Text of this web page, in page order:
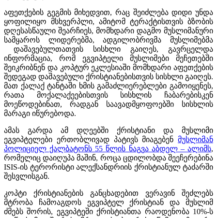
აფეთქების გეგმის მიხედვით, რაც შეიძლება დიდი უნდა
ყოფილიყო მსხვერპლი, ამიტომ ტერაქტისთვის ბზობის
დღესასწაული შეარჩიეს, მომხდარი დაგმო მუსლიმანური
სამყაროს ლიდერებმა, ადგილობრივმა მუსლიმებმა
დაშავებულთათვის სისხლი გაიღეს, გავრცელდა
ინფორმაცია, რომ ეგვიპტელი მუსლიმები მეჩეთებში
შეიკრიბნენ და კოპტურ ეკლესიაში მომხდარი აფეთქების
შედეგად დაშავებული ქრისტიანებისთვის სისხლი გაიღეს.
მათ ქალაქ ტანტაში ხმის გამაძლიერებლები გამოიყენეს,
რათა მოქალაქეებისთვის სისხლის ჩაბარებისკენ
მოეწოდებინათ, რადგან საავადმყოფოებში სისხლის
მარაგი იწურებოდა.
ამას გარდა ამ დღეებში ქრისტიანი და მუსლიმი
ეგვიპტელები ერთობლივად პატივს მიაგებენ მუსლიმან
პოლიციელ ქალბატონს 55 წლის ნაგვა აბდელ – ალიმს,
რომელიც დაიღუპა მაშინ, როცა ცდილობდა შეეჩერებინა
ISIS-ის ტერორისტი ალექსანდრიის ქრისტიანულ ტაძარში
შესვლისგან.
კოპტი ქრისტიანების განცხადებით ვერავინ შეძლებს
მტრობა ჩამოაგდოს ეგვიპტელ ქრისტიან და მუსლიმ
ძმებს შორის, ეგვიპტეში ქრისტიანთა რაოდენობა 10%-ს